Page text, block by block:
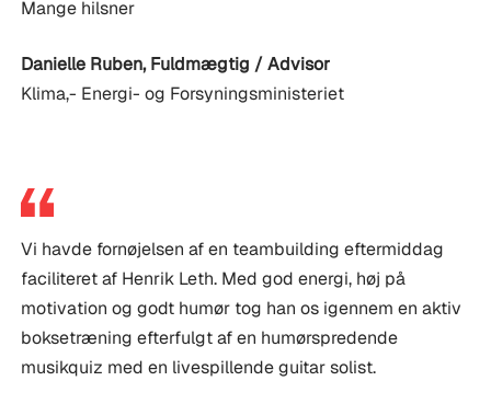
Mange hilsner
Danielle Ruben,Fuldmægtig / Advisor
Klima,- Energi- og Forsyningsministeriet
Vi havde fornøjelsen af en teambuilding eftermiddag
faciliteret af Henrik Leth. Med god energi, høj på
motivation og godt humør tog han os igennem en aktiv
boksetræning efterfulgt af en humørspredende
musikquiz med en livespillende guitar solist.